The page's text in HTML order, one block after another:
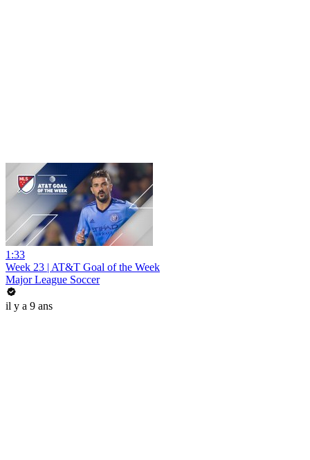
1:33
Week 23 | AT&T Goal of the Week
Major League Soccer
il y a 9 ans